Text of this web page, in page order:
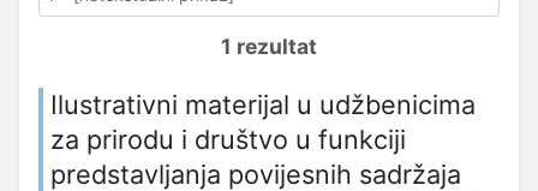
1 rezultat
Ilustrativni materijal u udžbenicima
za prirodu i društvo u funkciji
predstavljanja povijesnih sadržaja